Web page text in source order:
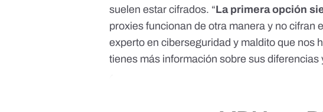
suelen estar cifrados. “La primera opción
proxies funcionan de otra manera y no cifran
experto en ciberseguridad y maldito que nos
tienes más información sobre sus diferencias